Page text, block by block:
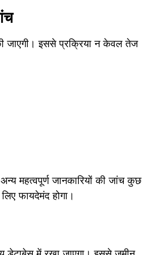
जाएगी। इससे प्रक्रिया न केवल तेज
महत्वपूर्ण जानकारियों की जांच कुछ
फायदेमंद होगा।